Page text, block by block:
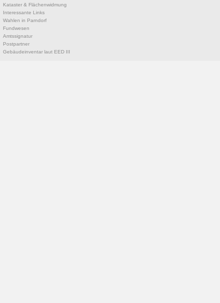
Kataster & Flächenwidmung
Interessante Links
Wahlen in Parndorf
Fundwesen
Amtssignatur
Postpartner
Gebäudeinventar laut EED III